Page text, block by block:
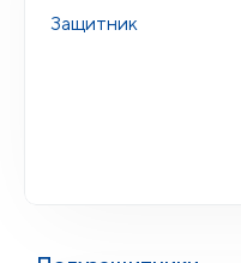
Защитник